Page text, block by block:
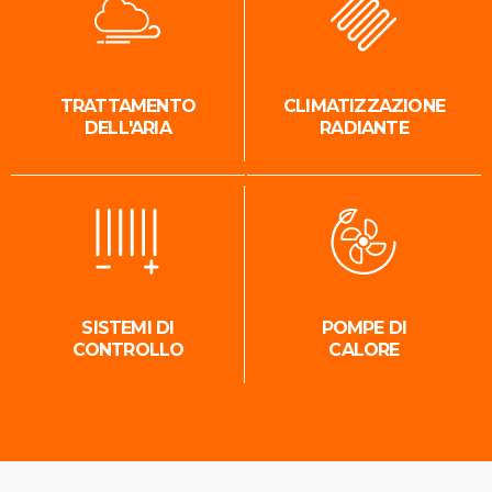
TRATTAMENTO
DELL'ARIA
CLIMATIZZAZIONE
RADIANTE
SISTEMI DI
CONTROLLO
POMPE DI
CALORE